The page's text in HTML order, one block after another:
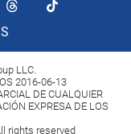
LLC.
2016-06-13
DE CUALQUIER
EXPRESA DE LOS
rights reserved